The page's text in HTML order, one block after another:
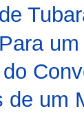
de um